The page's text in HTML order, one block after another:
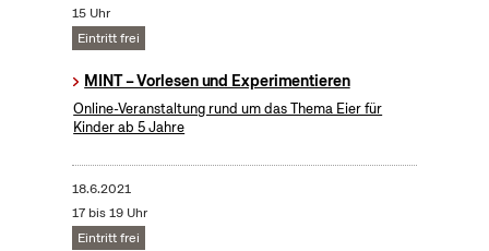
15 Uhr
Eintritt frei
MINT – Vorlesen und Experimentieren
Online-Veranstaltung rund um das Thema Eier für
Kinder ab 5 Jahre
18.6.2021
17 bis 19 Uhr
Eintritt frei